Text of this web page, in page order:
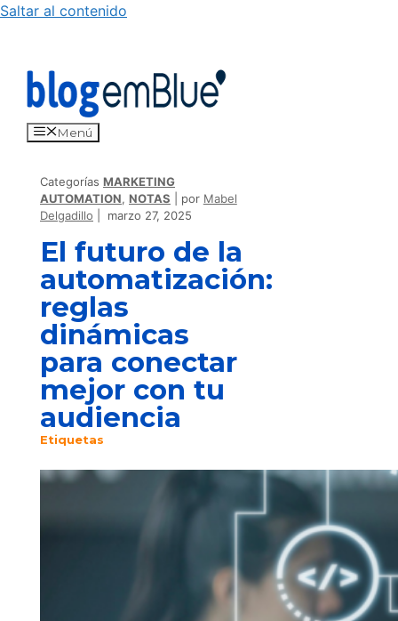
Saltar al contenido
Menú
Categorías MARKETING
AUTOMATION, NOTAS por Mabel
Delgadillo
marzo 27, 2025
El futuro de la
automatización:
reglas
dinámicas
para conectar
mejor con tu
audiencia
Etiquetas